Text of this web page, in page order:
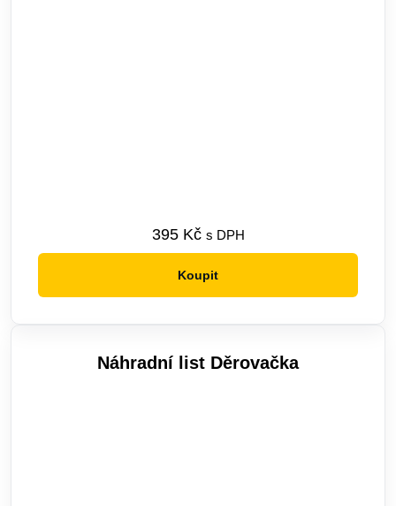
395 Kč s DPH
Koupit
Náhradní list Děrovačka